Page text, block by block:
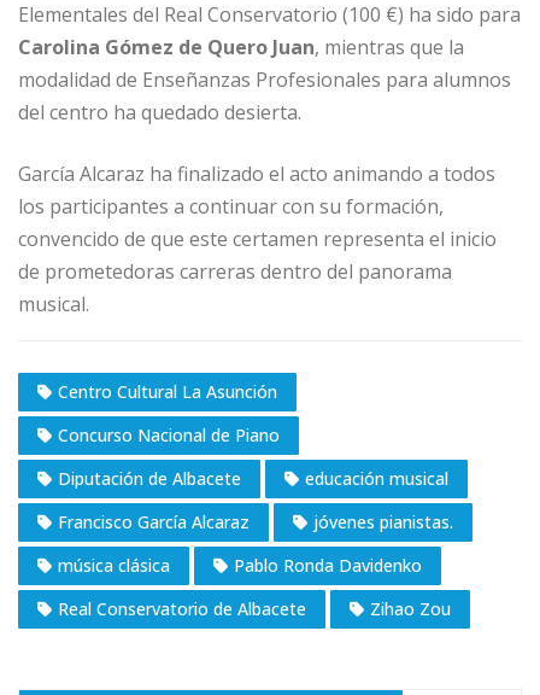
Elementales del Real Conservatorio (100 €) ha sido para
Carolina Gómez de Quero Juan, mientras que la
modalidad de Enseñanzas Profesionales para alumnos
del centro ha quedado desierta.
García Alcaraz ha finalizado el acto animando a todos
los participantes a continuar con su formación,
convencido de que este certamen representa el inicio
de prometedoras carreras dentro del panorama
musical.
Centro Cultural La Asunción
Concurso Nacional de Piano
Diputación de Albacete
educación musical
Francisco García Alcaraz
jóvenes pianistas.
música clásica
Pablo Ronda Davidenko
Real Conservatorio de Albacete
Zihao Zou